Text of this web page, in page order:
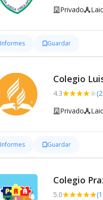
Privado
Informes Guardar
Colegio
4.3
Privado
Informes Guardar
Colegio
5.0